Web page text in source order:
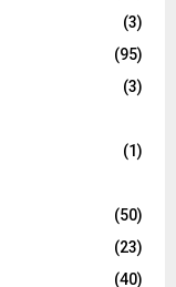
(3)
(95)
(3)
(1)
(50)
(23)
(40)